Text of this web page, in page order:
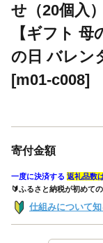
せ（20個入
【ギフト
の日 バレン
[m01-c008]
寄付金額
一度に決済する 返礼品数
🔰ふるさと納税が初めて
仕組みについて知